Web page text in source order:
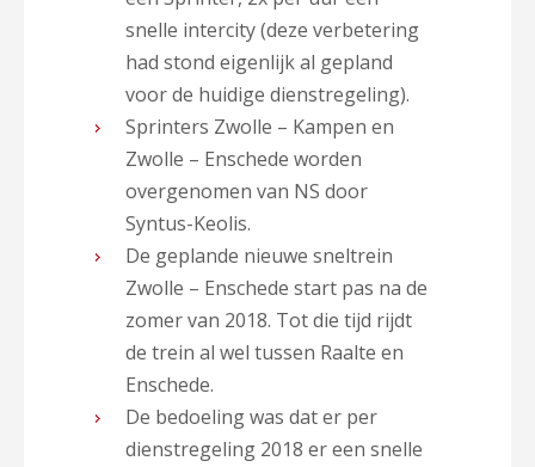
snelle intercity (deze verbetering
had stond eigenlijk al gepland
voor de huidige dienstregeling).
Sprinters Zwolle – Kampen en
Zwolle – Enschede worden
overgenomen van NS door
Syntus-Keolis.
De geplande nieuwe sneltrein
Zwolle – Enschede start pas na de
zomer van 2018. Tot die tijd rijdt
de trein al wel tussen Raalte en
Enschede.
De bedoeling was dat er per
dienstregeling 2018 er een snelle